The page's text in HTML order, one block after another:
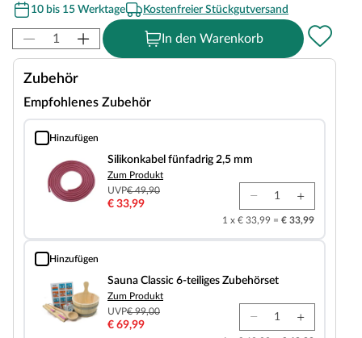
10 bis 15 Werktage
Kostenfreier Stückgutversand
In den Warenkorb
Zubehör
Empfohlenes Zubehör
Hinzufügen
Silikonkabel fünfadrig 2,5 mm
Silikonkabel fünfadrig 2,5 mm
Zum Produkt
UVP€ 49,90
€ 33,99
1 x € 33,99 = € 33,99
Hinzufügen
Sauna Classic 6-teiliges Zubehörset
Sauna Classic 6-teiliges Zubehörset
Zum Produkt
UVP€ 99,00
€ 69,99